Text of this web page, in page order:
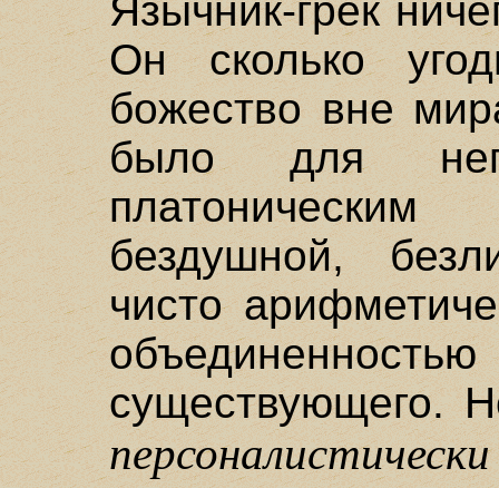
Язычник-грек
Он сколько
божество вне
было для
бездушной,
чисто
существующего.
персоналистически